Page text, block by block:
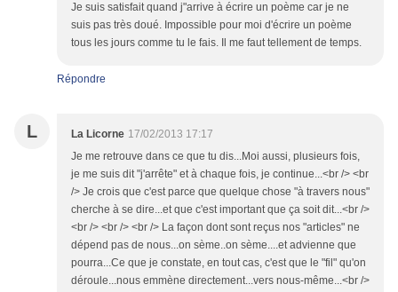
Je suis satisfait quand j"arrive à écrire un poème car je ne
suis pas très doué. Impossible pour moi d'écrire un poème
tous les jours comme tu le fais. Il me faut tellement de temps.
Répondre
L La Licorne 17/02/2013 17:17
Je me retrouve dans ce que tu dis...Moi aussi, plusieurs fois,
je me suis dit "j'arrête" et à chaque fois, je continue...<br /> <br
/> Je crois que c'est parce que quelque chose "à travers nous"
cherche à se dire...et que c'est important que ça soit dit...<br />
<br /> <br /> <br /> La façon dont sont reçus nos "articles" ne
dépend pas de nous...on sème..on sème....et advienne que
pourra...Ce que je constate, en tout cas, c'est que le "fil" qu'on
déroule...nous emmène directement...vers nous-même...<br />